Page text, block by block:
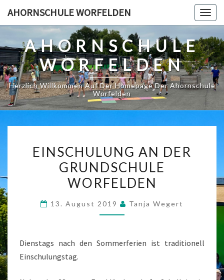
AHORNSCHULE WORFELDEN
AHORNSCHULE
WORFELDEN
Herzlich Willkommen Auf Der Homepage Der Ahornschule
Worfelden
AN
DER
GRUNDSCHULE
EINSCHULUNG AN DER
GRUNDSCHULE
WORFELDEN
13. August 2019 Tanja Wegert
Dienstags nach den Sommerferien ist traditionell
Einschulungstag.